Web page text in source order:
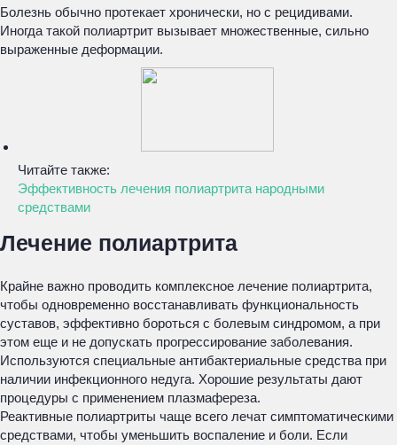
Болезнь обычно протекает хронически, но с рецидивами.
Иногда такой полиартрит вызывает множественные, сильно
выраженные деформации.
Читайте также:
Эффективность лечения полиартрита народными
средствами
Лечение полиартрита
Крайне важно проводить комплексное лечение полиартрита,
чтобы одновременно восстанавливать функциональность
суставов, эффективно бороться с болевым синдромом, а при
этом еще и не допускать прогрессирование заболевания.
Используются специальные антибактериальные средства при
наличии инфекционного недуга. Хорошие результаты дают
процедуры с применением плазмафереза.
Реактивные полиартриты чаще всего лечат симптоматическими
средствами, чтобы уменьшить воспаление и боли. Если